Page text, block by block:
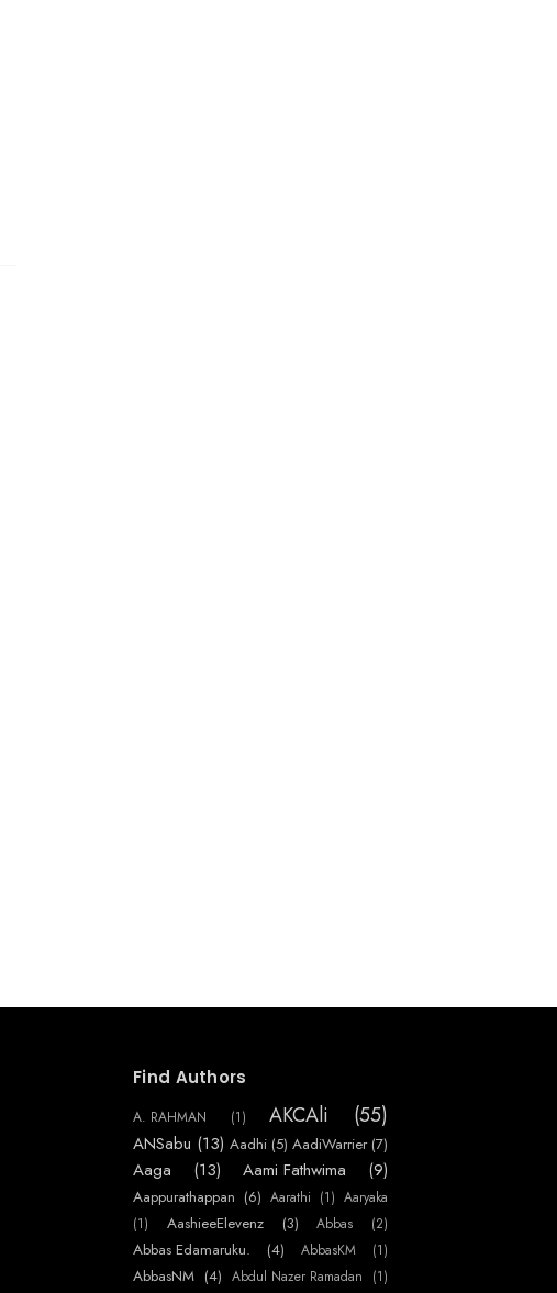
Find Authors
A. RAHMAN (1) AKCAli (55)
ANSabu (13) Aadhi (5) AadiWarrier (7)
Aaga (13) Aami Fathwima (9)
Aappurathappan (6) Aarathi (1) Aaryaka
(1)
AashieeElevenz (3) Abbas (2)
Abbas Edamaruku. (4) AbbasKM (1)
AbbasNM (4) Abdul Nazer Ramadan (1)